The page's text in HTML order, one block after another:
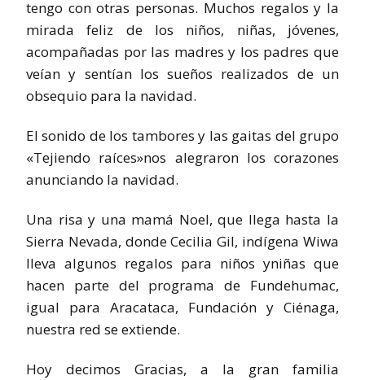
tengo con otras personas. Muchos regalos y la
mirada feliz de los niños, niñas, jóvenes,
acompañadas por las madres y los padres que
veían y sentían los sueños realizados de un
obsequio para la navidad.
El sonido de los tambores y las gaitas del grupo
«Tejiendo raíces»nos alegraron los corazones
anunciando la navidad.
Una risa y una mamá Noel, que llega hasta la
Sierra Nevada, donde Cecilia Gil, indígena Wiwa
lleva algunos regalos para niños yniñas que
hacen parte del programa de Fundehumac,
igual para Aracataca, Fundación y Ciénaga,
nuestra red se extiende.
Hoy decimos Gracias, a la gran familia